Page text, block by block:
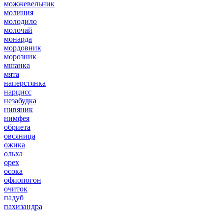
можжевельник
молиния
молодило
молочай
монарда
мордовник
морозник
мшанка
мята
наперстянка
нарцисс
незабудка
нивяник
нимфея
обриета
овсяница
ожика
ольха
орех
осока
офиопогон
очиток
падуб
пахизандра